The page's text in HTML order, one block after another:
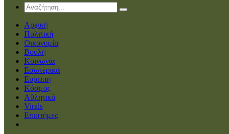
Αρχική
Πολιτική
Οικονομία
Βουλή
Κοινωνία
Εσωτερικά
Ευρώπη
Κόσμος
Αθλητικά
Virals
Επιστήμες